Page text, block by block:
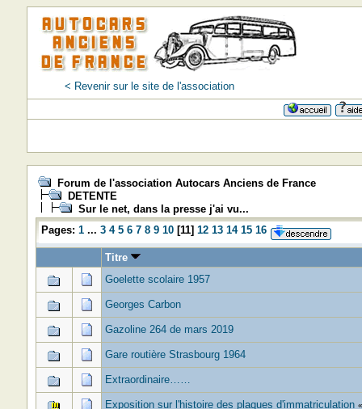
< Revenir sur le site de l'association
Forum de l'association Autocars Anciens de France
DETENTE
Sur le net, dans la presse j'ai vu...
Pages: 1 ... 3 4 5 6 7 8 9 10[11] 12 13 14 15 16
Titre
Goelette scolaire 1957
Georges Carbon
Gazoline 264 de mars 2019
Gare routière Strasbourg 1964
Extraordinaire……
Exposition sur l'histoire des plaques d'immatriculation